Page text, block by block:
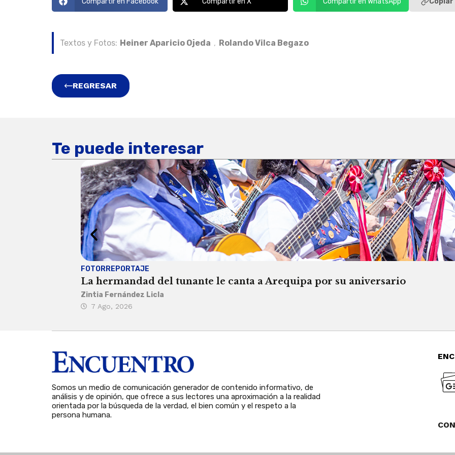
Textos y Fotos: Heiner Aparicio Ojeda , Rolando Vilca Begazo
REGRESAR
Te puede interesar
FOTORREPORTAJE
La hermandad del tunante le canta a Arequipa por su aniversario
Zintia Fernández Licla
7 Ago, 2026
Somos un medio de comunicación generador de contenido informativo, de
análisis y de opinión, que ofrece a sus lectores una aproximación a la realidad
orientada por la búsqueda de la verdad, el bien común y el respeto a la
persona humana.